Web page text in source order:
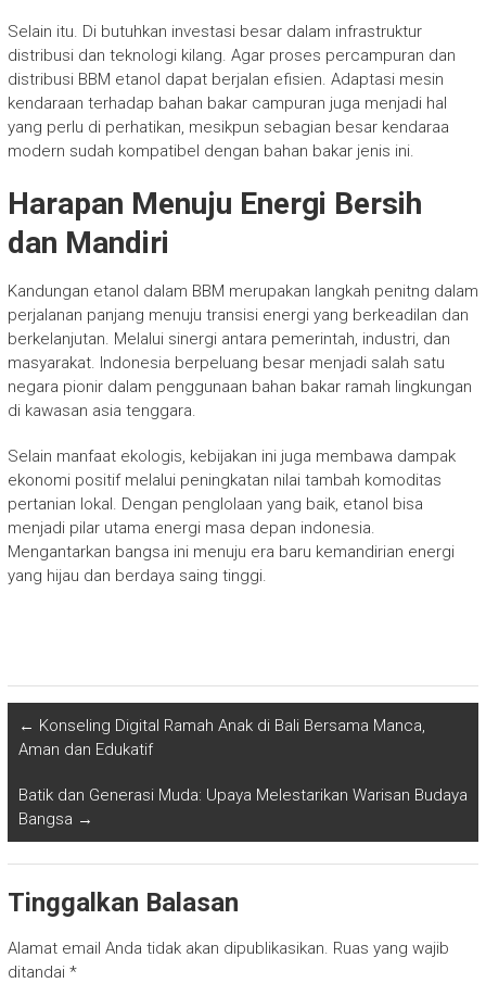
Selain itu. Di butuhkan investasi besar dalam infrastruktur
distribusi dan teknologi kilang. Agar proses percampuran dan
distribusi BBM etanol dapat berjalan efisien. Adaptasi mesin
kendaraan terhadap bahan bakar campuran juga menjadi hal
yang perlu di perhatikan, mesikpun sebagian besar kendaraa
modern sudah kompatibel dengan bahan bakar jenis ini.
Harapan Menuju Energi Bersih
dan Mandiri
Kandungan etanol dalam BBM merupakan langkah penitng dalam
perjalanan panjang menuju transisi energi yang berkeadilan dan
berkelanjutan. Melalui sinergi antara pemerintah, industri, dan
masyarakat. Indonesia berpeluang besar menjadi salah satu
negara pionir dalam penggunaan bahan bakar ramah lingkungan
di kawasan asia tenggara.
Selain manfaat ekologis, kebijakan ini juga membawa dampak
ekonomi positif melalui peningkatan nilai tambah komoditas
pertanian lokal. Dengan penglolaan yang baik, etanol bisa
menjadi pilar utama energi masa depan indonesia.
Mengantarkan bangsa ini menuju era baru kemandirian energi
yang hijau dan berdaya saing tinggi.
← Konseling Digital Ramah Anak di Bali Bersama Manca,
Aman dan Edukatif
Batik dan Generasi Muda: Upaya Melestarikan Warisan Budaya
Bangsa →
Tinggalkan Balasan
Alamat email Anda tidak akan dipublikasikan. Ruas yang wajib
ditandai *